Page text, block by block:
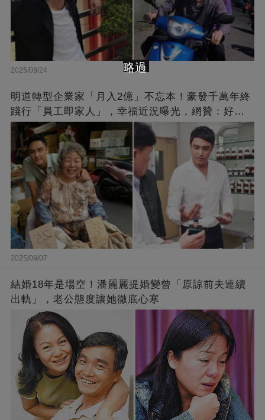
2025/09/24
明道轉型企業家「月入2億」不忘本！豪發千萬年終
踐行「員工即家人」，幸福近況曝光，網贊：好老
闆的福報
2025/09/07
結婚18年是場空！潘麗麗提婚變曾「原諒前夫連續
出軌」，老公態度讓她徹底心寒
略過